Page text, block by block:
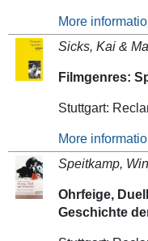
More
Sicks, Kai &
Filmgenres:
Stuttgart:
More
Speitkamp,
Ohrfeige,
Geschichte